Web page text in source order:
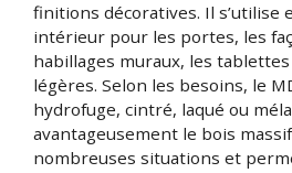
finitions décoratives. Il s’utilise
intérieur pour les portes, les
habillages muraux, les
légères. Selon les besoins, le
hydrofuge, cintré, laqué ou
avantageusement le bois
nombreuses situations et